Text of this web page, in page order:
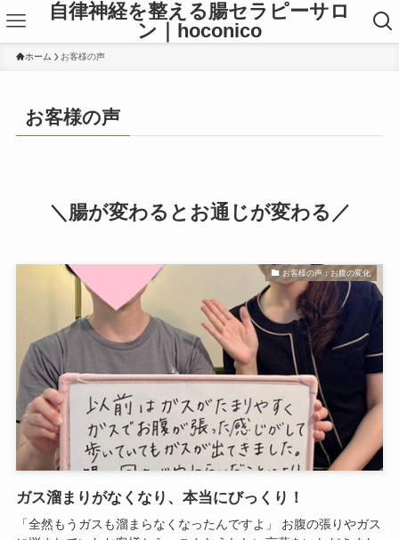
自律神経を整える腸セラピーサロ
ン｜hoconico
ホーム お客様の声
お客様の声
＼腸が変わるとお通じが変わる／
お客様の声：お腹の変化
ガス溜まりがなくなり、本当にびっくり！
「全然もうガスも溜まらなくなったんですよ」 お腹の張りやガス